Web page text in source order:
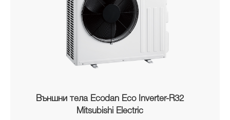
Външни тела Ecodan Eco Inverter-R32
Mitsubishi Electric